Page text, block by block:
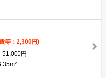
等：2,300円)
51,000円